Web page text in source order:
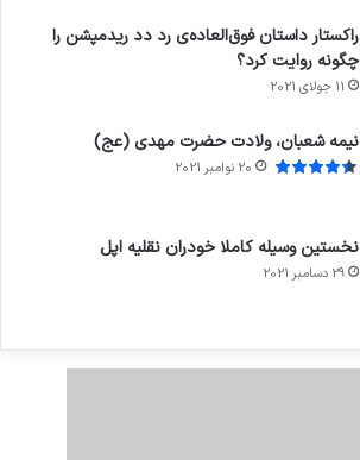
راکستار داستان فوق‌العاده‌ی رد دد ریدمپشن را
چگونه روایت کرد؟
11 جولای 2021
نیمه شعبان، ولادت حضرت مهدی (عج)
20 نوامبر 2021
نخستین وسیله کاملا خودران نقلیه اپل
29 دسامبر 2021